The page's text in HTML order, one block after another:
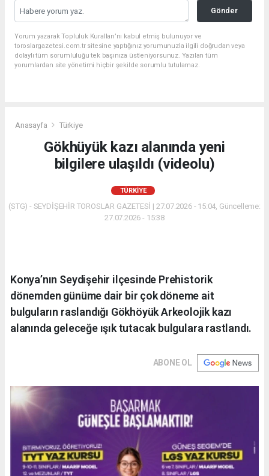
Gönder
Yorum yazarak Topluluk Kuralları’nı kabul etmiş bulunuyor ve
toroslargazetesi.com.tr sitesine yaptığınız yorumunuzla ilgili doğrudan veya
dolaylı tüm sorumluluğu tek başınıza üstleniyorsunuz. Yazılan tüm
yorumlardan site yönetimi hiçbir şekilde sorumlu tutulamaz.
Anasayfa Türkiye
Gökhüyük kazı alanında yeni
bilgilere ulaşıldı (videolu)
TÜRKIYE
(STG) - SEYDİŞEHİR TOROSLAR GAZETESİ | 27.07.2026 - 15:04, Güncelleme:
27.07.2026 - 15:38
Konya’nın Seydişehir ilçesinde Prehistorik
dönemden günüme dair bir çok döneme ait
bulguların raslandığı Gökhöyük Arkeolojik kazı
alanında geleceğe ışık tutacak bulgulara rastlandı.
ABONE OL